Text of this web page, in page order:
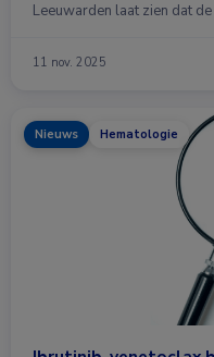
Leeuwarden laat zien dat
11 nov. 2025
Nieuws Hematologie